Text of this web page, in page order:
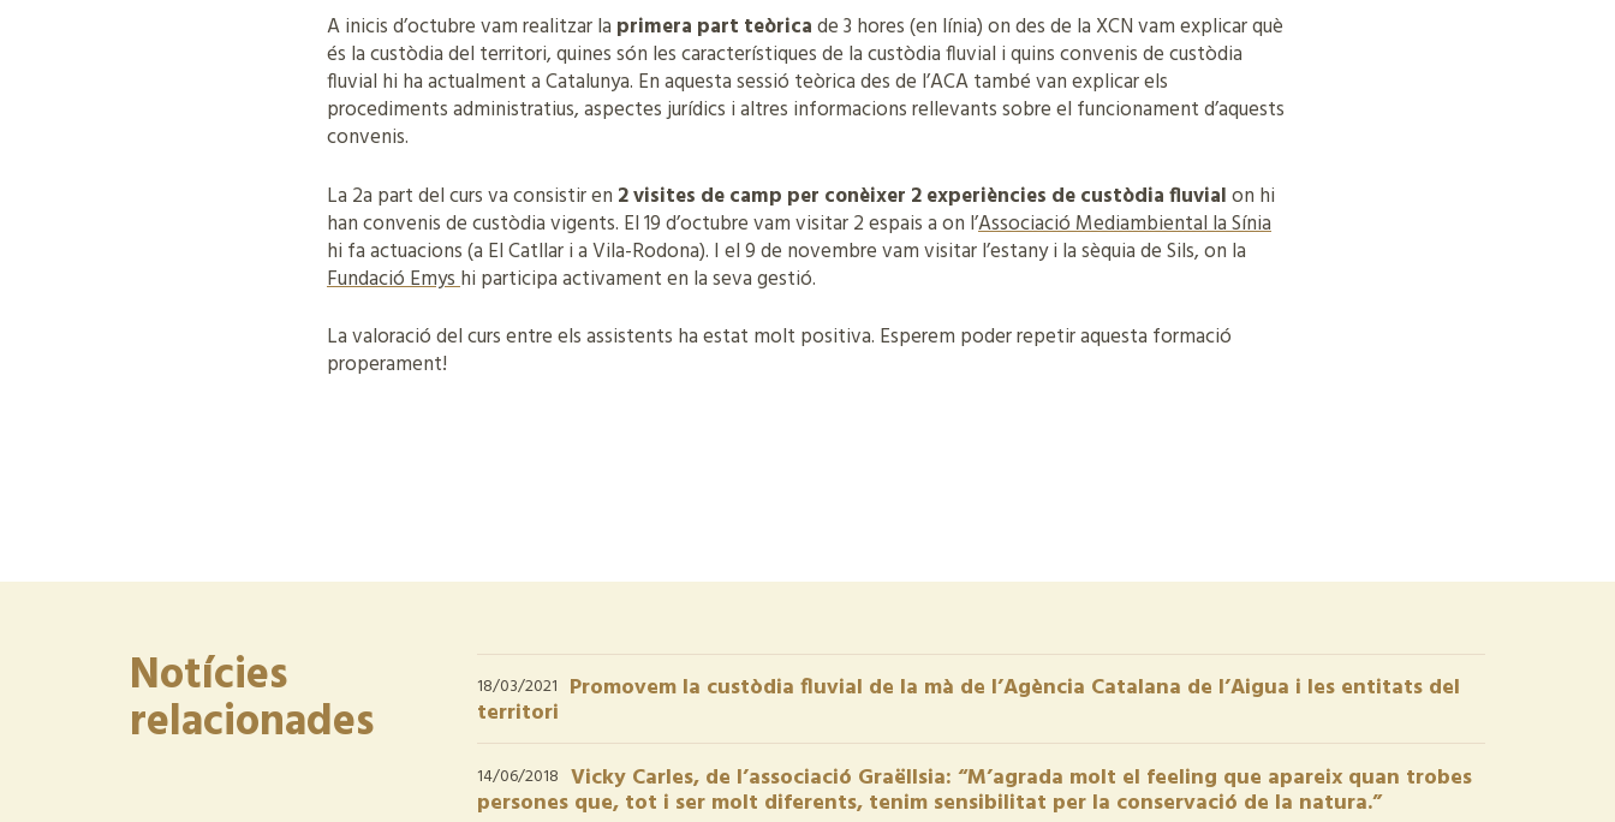
A inicis d’octubre vam realitzar la primera part teòricade 3 hores (en línia) on des de la XCN vam explicar què
és la custòdia del territori, quines són les característiques de la custòdia fluvial i quins convenis de custòdia
fluvial hi ha actualment a Catalunya. En aquesta sessió teòrica des de l’ACA també van explicar els
procediments administratius, aspectes jurídics i altres informacions rellevants sobre el funcionament d’aquests
convenis.
La 2a part del curs va consistir en 2 visites de camp per conèixer 2 experiències de custòdia fluvialon hi
han convenis de custòdia vigents. El 19 d’octubre vam visitar 2 espais a on l’Associació Mediambiental la Sínia
hi fa actuacions (a El Catllar i a Vila-Rodona). I el 9 de novembre vam visitar l’estany i la sèquia de Sils, on la
Fundació Emyshi participa activament en la seva gestió.
La valoració del curs entre els assistents ha estat molt positiva. Esperem poder repetir aquesta formació
properament!
Notícies
relacionades
18/03/2021 Promovem la custòdia fluvial de la mà de l’Agència Catalana de l’Aigua i les entitats del
territori
14/06/2018 Vicky Carles, de l’associació Graëllsia: “M’agrada molt el feeling que apareix quan trobes
persones que, tot i ser molt diferents, tenim sensibilitat per la conservació de la natura.”